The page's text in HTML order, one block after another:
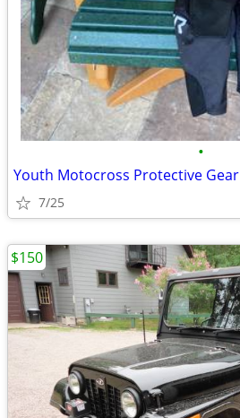
•
Youth Motocross Protective Gear
7/25
$150